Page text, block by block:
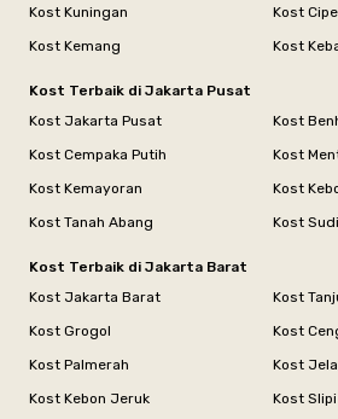
Kost Kuningan
Kost
Kost Kemang
Kost
Kost Terbaik di Jakarta Pusat
Kost Jakarta Pusat
Kost
Kost Cempaka Putih
Kost
Kost Kemayoran
Kost
Kost Tanah Abang
Kost
Kost Terbaik di Jakarta Barat
Kost Jakarta Barat
Kost
Kost Grogol
Kost
Kost Palmerah
Kost
Kost Kebon Jeruk
Kost Slipi